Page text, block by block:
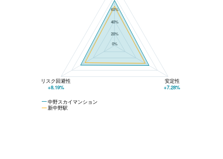
60%
40%
20%
0%
中野スカイマンション
新中野駅
リスク回避性
+8.19%
安定性
+7.28%